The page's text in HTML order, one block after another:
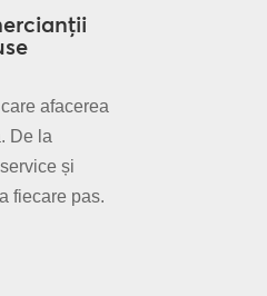
afacerea
De la
și
fiecare pas.